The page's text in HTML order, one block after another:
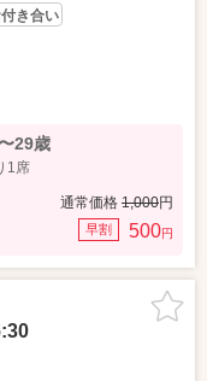
き合い
29歳
1席
通常価格 1,000円
早割 500円